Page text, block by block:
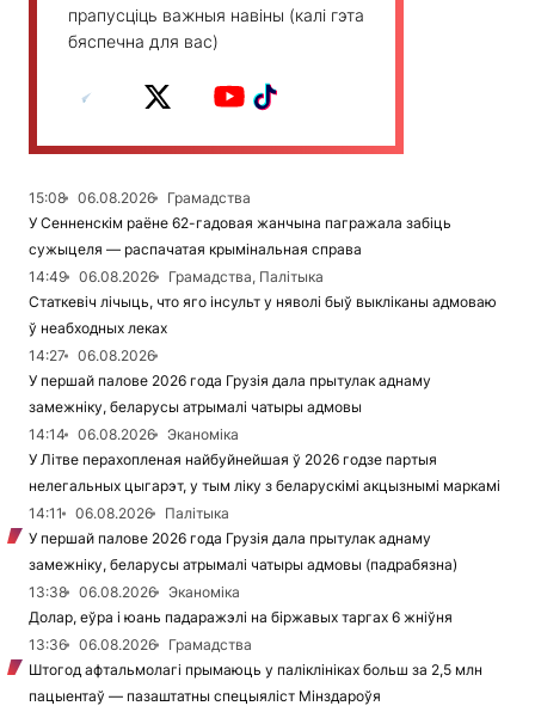
прапусціць важныя навіны (калі гэта
бяспечна для вас)
15:08 06.08.2026
Грамадства
У Сенненскім раёне 62-гадовая жанчына пагражала забіць
сужыцеля — распачатая крымінальная справа
14:49
06.08.2026
Грамадства, Палітыка
Статкевіч лічыць, что яго інсульт у няволі быў выкліканы адмоваю
ў неабходных леках
14:27
06.08.2026
У першай палове 2026 года Грузія дала прытулак аднаму
замежніку, беларусы атрымалі чатыры адмовы
14:14
06.08.2026
Эканоміка
У Літве перахопленая найбуйнейшая ў 2026 годзе партыя
нелегальных цыгарэт, у тым ліку з беларускімі акцызнымі маркамі
14:11
06.08.2026
Палітыка
У першай палове 2026 года Грузія дала прытулак аднаму
замежніку, беларусы атрымалі чатыры адмовы (падрабязна)
13:38
06.08.2026
Эканоміка
Долар, еўра і юань падаражэлі на біржавых таргах 6 жніўня
13:36
06.08.2026
Грамадства
Штогод афтальмолагі прымаюць у паліклініках больш за 2,5 млн
пацыентаў — пазаштатны спецыяліст Мінздароўя